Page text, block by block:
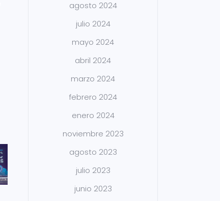
agosto 2024
julio 2024
mayo 2024
abril 2024
marzo 2024
febrero 2024
enero 2024
noviembre 2023
agosto 2023
julio 2023
junio 2023